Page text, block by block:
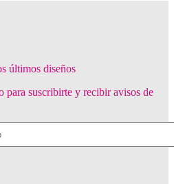
últimos diseños
para suscribirte y recibir avisos de